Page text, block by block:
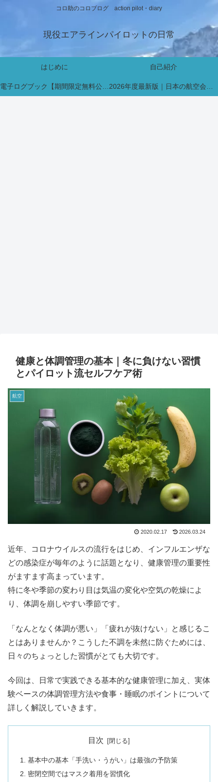
コロ助のコロブログ action pilot・diary
現役エアラインパイロットの日常
はじめに 自己紹介
電子ログブック【期間限定無料公開中】 2026年度最新版｜日本の航空会社パイロット採用・インターン情報まとめ【新卒・既卒対応】
健康と体調管理の基本｜冬に負けない習慣
とパイロット流セルフケア術
航空
2020.02.17 2026.03.24
近年、コロナウイルスの流行をはじめ、インフルエンザな
どの感染症が毎年のように話題となり、健康管理の重要性
がますます高まっています。
特に冬や季節の変わり目は気温の変化や空気の乾燥によ
り、体調を崩しやすい季節です。
「なんとなく体調が悪い」「疲れが抜けない」と感じるこ
とはありませんか？こうした不調を未然に防ぐためには、
日々のちょっとした習慣がとても大切です。
今回は、日常で実践できる基本的な健康管理に加え、実体
験ベースの体調管理方法や食事・睡眠のポイントについて
詳しく解説していきます。
目次
基本中の基本「手洗い・うがい」は最強の予防策
密閉空間ではマスク着用を習慣化